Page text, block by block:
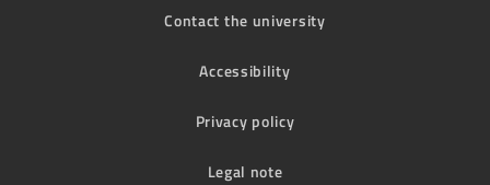
Contact the university
Accessibility
Privacy policy
Legal note